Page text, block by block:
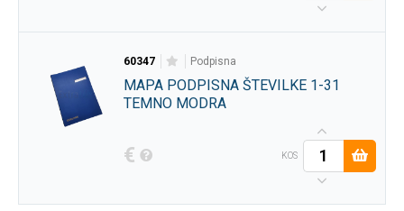
60347 podpisna
MAPA PODPISNA ŠTEVILKE 1-31
TEMNO MODRA
€ KOS